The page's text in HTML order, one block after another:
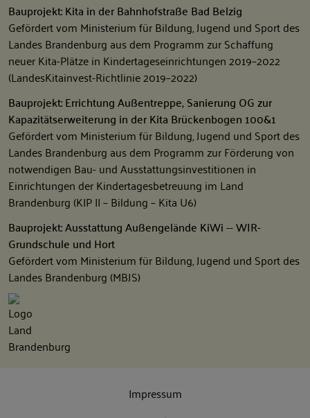
Bauprojekt: Kita in der Bahnhofstraße Bad Belzig
Gefördert vom Ministerium für Bildung, Jugend und Sport des
Landes Brandenburg aus dem Programm zur Schaffung
neuer Kita-Plätze in Kindertageseinrichtungen 2019–2022
(LandesKitainvest-Richtlinie 2019–2022)
Bauprojekt: Errichtung Außentreppe, Sanierung OG zur
Kapazitätserweiterung in der Kita Brückenbogen 100&1
Gefördert vom Ministerium für Bildung, Jugend und Sport des
Landes Brandenburg aus dem Programm zur Förderung von
notwendigen Bau- und Ausstattungsinvestitionen in
Einrichtungen der Kindertagesbetreuung im Land
Brandenburg (KIP II – Bildung – Kita U6)
Bauprojekt: Ausstattung Außengelände KiWi -- WIR-
Grundschule und Hort
Gefördert vom Ministerium für Bildung, Jugend und Sport des
Landes Brandenburg (MBJS)
Impressum